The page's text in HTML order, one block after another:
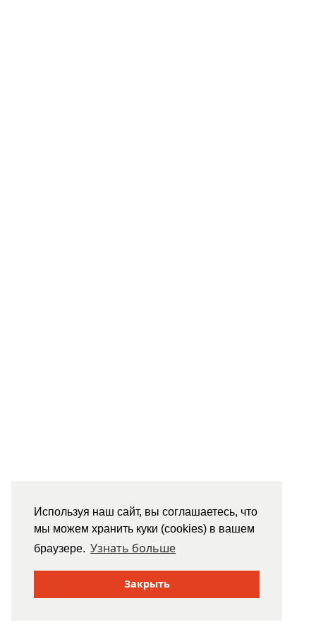
Используя наш сайт, вы соглашаетесь, что
мы можем хранить куки (cookies) в вашем
браузере. Узнать больше
Закрыть